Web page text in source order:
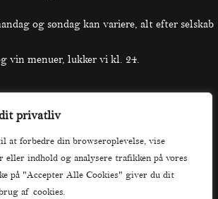
privatliv
at forbedre din browseroplevelse, vise
eller indhold og analysere trafikken på vores
på "Accepter Alle Cookies" giver du dit
af cookies.
og søndag kan variere, alt efter selskab
vin menuer, lukker vi kl. 24.